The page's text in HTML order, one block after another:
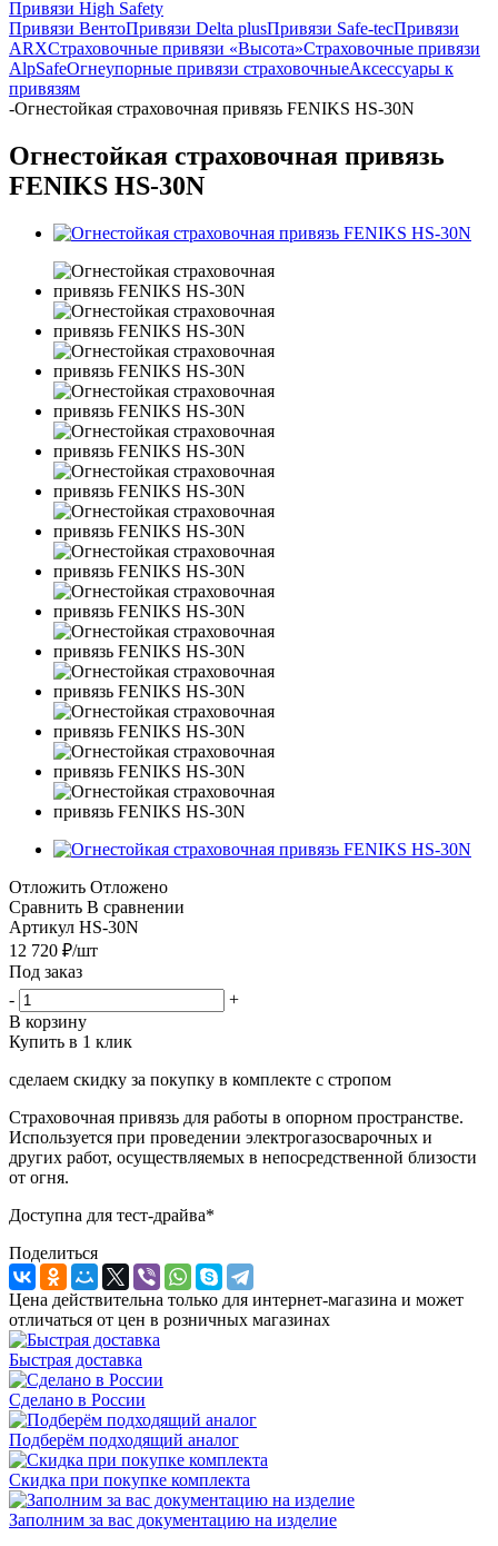
Привязи High Safety
Привязи ВентоПривязи Delta plusПривязи Safe-tecПривязи
ARXСтраховочные привязи «Высота»Страховочные привязи
AlpSafeОгнеупорные привязи страховочныеАксессуары к
привязям
-Огнестойкая страховочная привязь FENIKS HS-30N
Огнестойкая страховочная привязь
FENIKS HS-30N
Отложить Отложено
Сравнить В сравнении
Артикул HS-30N
12 720 ₽/шт
Под заказ
-
+
В корзину
Купить в 1 клик
сделаем скидку за покупку в комплекте с стропом
Страховочная привязь для работы в опорном пространстве.
Используется при проведении электрогазосварочных и
других работ, осуществляемых в непосредственной близости
от огня.
Доступна для тест-драйва*
Поделиться
Цена действительна только для интернет-магазина и может
отличаться от цен в розничных магазинах
Быстрая доставка
Сделано в России
Подберём подходящий аналог
Скидка при покупке комплекта
Заполним за вас документацию на изделие